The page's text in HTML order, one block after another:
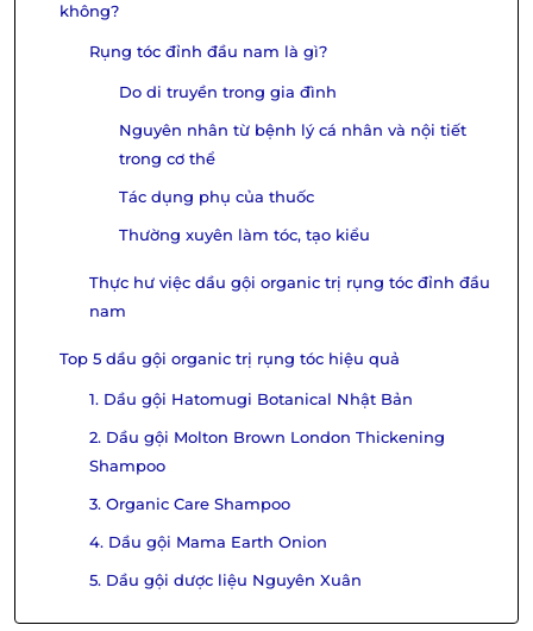
không?
Rụng tóc đỉnh đầu nam là gì?
Do di truyền trong gia đình
Nguyên nhân từ bệnh lý cá nhân và nội tiết
trong cơ thể
Tác dụng phụ của thuốc
Thường xuyên làm tóc, tạo kiểu
Thực hư việc dầu gội organic trị rụng tóc đỉnh đầu
nam
Top 5 dầu gội organic trị rụng tóc hiệu quả
1. Dầu gội Hatomugi Botanical Nhật Bản
2. Dầu gội Molton Brown London Thickening
Shampoo
3. Organic Care Shampoo
4. Dầu gội Mama Earth Onion
5. Dầu gội dược liệu Nguyên Xuân